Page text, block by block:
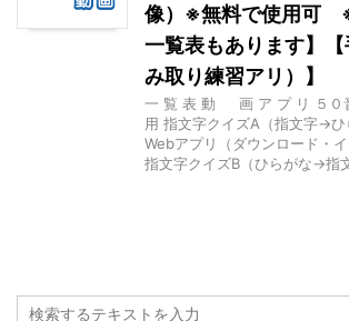
像）※無料で使用可
一覧表もあります】
み取り練習アリ）】
一 覧 表 動 画 ア プ リ ５０
用 指文字クイズA（指文字→
Webアプリ（ダウンロード・イ
指文字クイズB（ひらがな→指